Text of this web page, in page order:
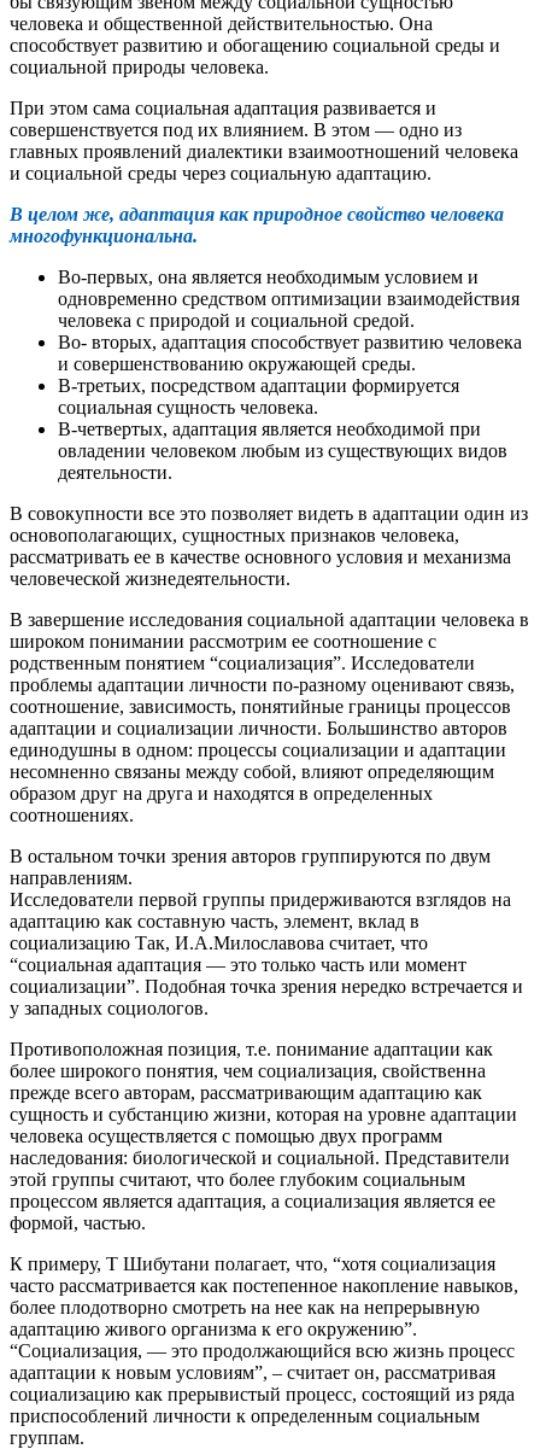
человека и общественной действительностью. Она
способствует развитию и обогащению социальной среды и
социальной природы человека.
При этом сама социальная адаптация развивается и
совершенствуется под их влиянием. В этом — одно из
главных проявлений диалектики взаимоотношений человека
и социальной среды через социальную адаптацию.
В целом же, адаптация как природное свойство человека
многофункциональна.
Во-первых, она является необходимым условием и
одновременно средством оптимизации взаимодействия
человека с природой и социальной средой.
Во- вторых, адаптация способствует развитию человека
и совершенствованию окружающей среды.
В-третьих, посредством адаптации формируется
социальная сущность человека.
В-четвертых, адаптация является необходимой при
овладении человеком любым из существующих видов
деятельности.
В совокупности все это позволяет видеть в адаптации один из
основополагающих, сущностных признаков человека,
рассматривать ее в качестве основного условия и механизма
человеческой жизнедеятельности.
В завершение исследования социальной адаптации человека в
широком понимании рассмотрим ее соотношение с
родственным понятием “социализация”. Исследователи
проблемы адаптации личности по-разному оценивают связь,
соотношение, зависимость, понятийные границы процессов
адаптации и социализации личности. Большинство авторов
единодушны в одном: процессы социализации и адаптации
несомненно связаны между собой, влияют определяющим
образом друг на друга и находятся в определенных
соотношениях.
В остальном точки зрения авторов группируются по двум
направлениям.
Исследователи первой группы придерживаются взглядов на
адаптацию как составную часть, элемент, вклад в
социализацию Так, И.А.Милославова считает, что
“социальная адаптация — это только часть или момент
социализации”. Подобная точка зрения нередко встречается и
у западных социологов.
Противоположная позиция, т.е. понимание адаптации как
более широкого понятия, чем социализация, свойственна
прежде всего авторам, рассматривающим адаптацию как
сущность и субстанцию жизни, которая на уровне адаптации
человека осуществляется с помощью двух программ
наследования: биологической и социальной. Представители
этой группы считают, что более глубоким социальным
процессом является адаптация, а социализация является ее
формой, частью.
К примеру, Т Шибутани полагает, что, “хотя социализация
часто рассматривается как постепенное накопление навыков,
более плодотворно смотреть на нее как на непрерывную
адаптацию живого организма к его окружению”.
“Социализация, — это продолжающийся всю жизнь процесс
адаптации к новым условиям”, – считает он, рассматривая
социализацию как прерывистый процесс, состоящий из ряда
приспособлений личности к определенным социальным
группам.